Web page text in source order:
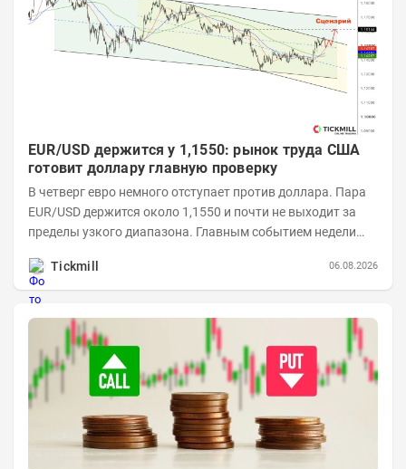
EUR/USD держится у 1,1550: рынок труда США
готовит доллару главную проверку
В четверг евро немного отступает против доллара. Пара
EUR/USD держится около 1,1550 и почти не выходит за
пределы узкого диапазона. Главным событием недели
Tickmill
06.08.2026